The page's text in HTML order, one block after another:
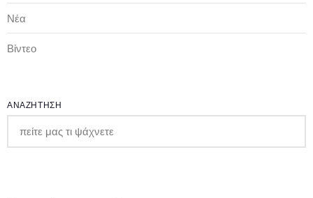
Νέα
Βίντεο
ΑΝΑΖΗΤΗΣΗ